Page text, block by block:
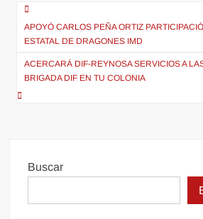
Navegación
de
entradas
APOYÓ CARLOS PEÑA ORTIZ
ESTATAL DE DRAGONES IMD
ACERCARÁ DIF-REYNOSA SERVICIOS A
BRIGADA DIF EN TU COLONIA
Buscar